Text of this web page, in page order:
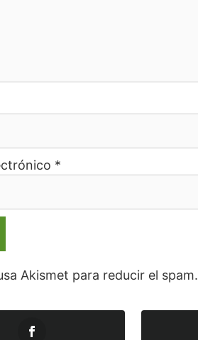
*
Akismet para reducir el spam.